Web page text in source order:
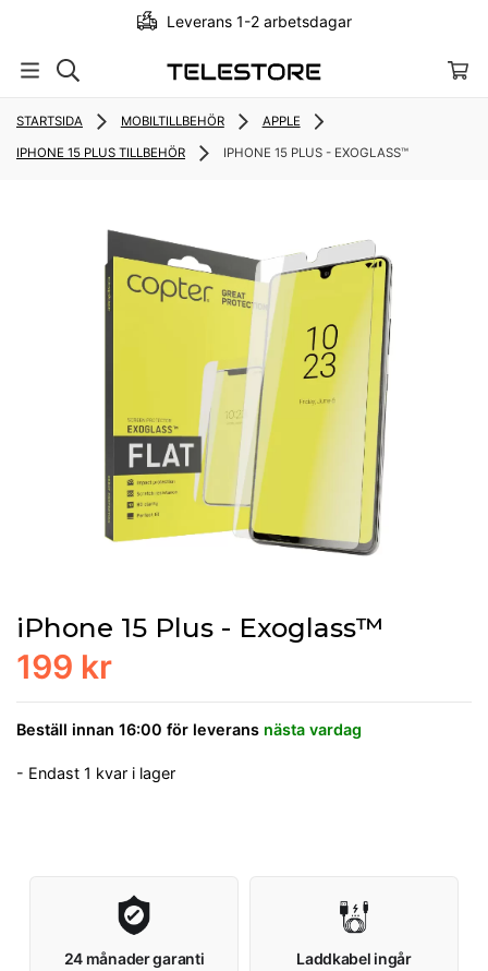
Leverans 1-2 arbetsdagar
STARTSIDA MOBILTILLBEHÖR APPLE
IPHONE 15 PLUS TILLBEHÖR IPHONE 15 PLUS - EXOGLASS™
iPhone 15 Plus - Exoglass™
199 kr
Beställ innan 16:00 för leverans nästa vardag
- Endast 1 kvar i lager
24 månader garanti Laddkabel ingår